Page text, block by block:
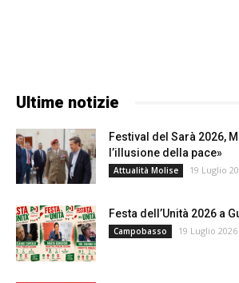
Ultime notizie
Festival del Sarà 2026,
l’illusione della pace»
Attualità Molise 19 Luglio
Festa dell’Unità 2026 a
Campobasso 19 Luglio 2026